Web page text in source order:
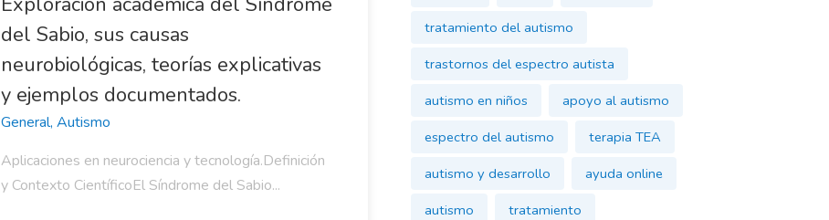
del Sabio, sus causas
neurobiológicas, teorías explicativas
y ejemplos documentados.
General, Autismo
Aplicaciones en neurociencia y tecnología.Definición
y Contexto CientíficoEl Síndrome del Sabio...
tratamiento del autismo
trastornos del espectro autista
autismo en niños
apoyo al autismo
espectro del autismo
terapia TEA
autismo y desarrollo
ayuda online
autismo
tratamiento